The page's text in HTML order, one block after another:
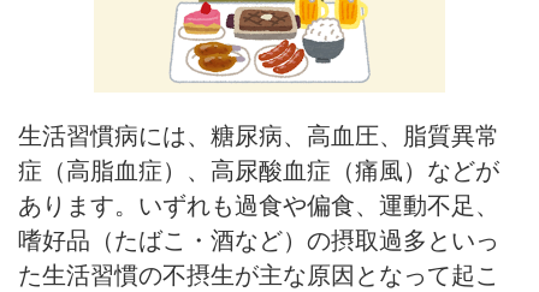
生活習慣病には、糖尿病、高血圧、脂質異常
症（高脂血症）、高尿酸血症（痛風）などが
あります。いずれも過食や偏食、運動不足、
嗜好品（たばこ・酒など）の摂取過多といっ
た生活習慣の不摂生が主な原因となって起こ